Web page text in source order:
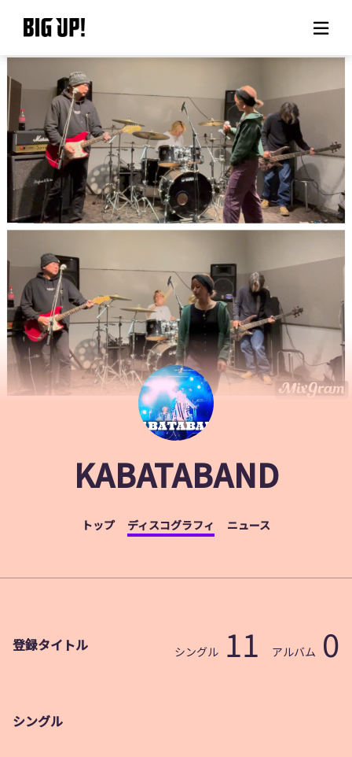
BIG UP!について
ニュース
料金プラン
サポート
よくある質問
KABATABAND
トップ ディスコグラフィ ニュース
登録タイトル シングル 11 アルバム 0
シングル